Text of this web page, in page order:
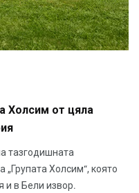
Холсим от цяла
тазгодишната
Холсим“, която
и в Бели извор.